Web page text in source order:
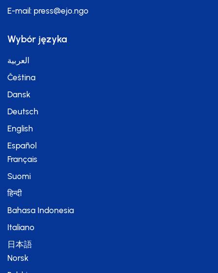
E-mail: press@ejo.ngo
Wybór języka
العربية
Čeština
Dansk
Deutsch
English
Español
Français
Suomi
हिन्दी
Bahasa Indonesia
Italiano
日本語
Norsk